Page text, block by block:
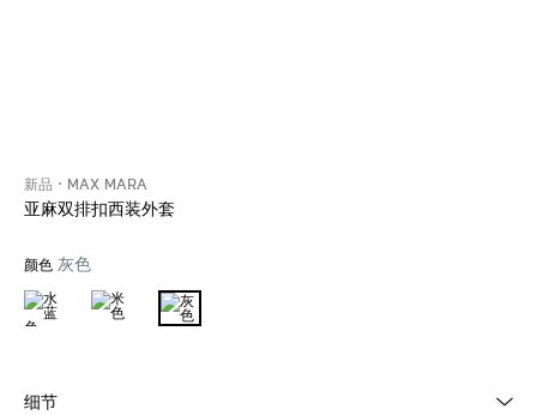
新品 MAX MARA
亚麻双排扣西装外套
颜色 灰色
细节